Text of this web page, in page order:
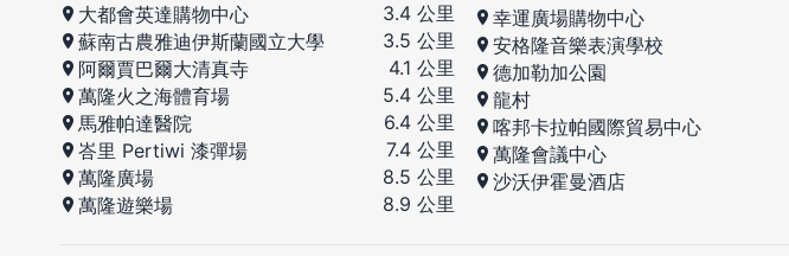
大都會英達購物中心
3.4 公里
蘇南古農雅迪伊斯蘭國立大學
3.5 公里
阿爾賈巴爾大清真寺
4.1 公里
萬隆火之海體育場
5.4 公里
馬雅帕達醫院
6.4 公里
峇里 Pertiwi 漆彈場
7.4 公里
萬隆廣場
8.5 公里
萬隆遊樂場
8.9 公里
幸運廣場購物中心
安格隆音樂表演學校
德加勒加公園
龍村
喀邦卡拉帕國際貿易中心
萬隆會議中心
沙沃伊霍曼酒店